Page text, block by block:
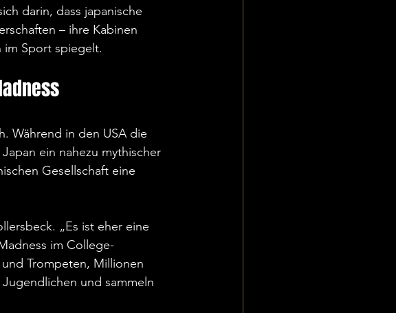
darin, dass japanische
– ihre Kabinen
im Sport spiegelt.
Während in den USA die
ein nahezu mythischer
Gesellschaft eine
„Es ist eher eine
im College-
Trompeten, Millionen
und sammeln